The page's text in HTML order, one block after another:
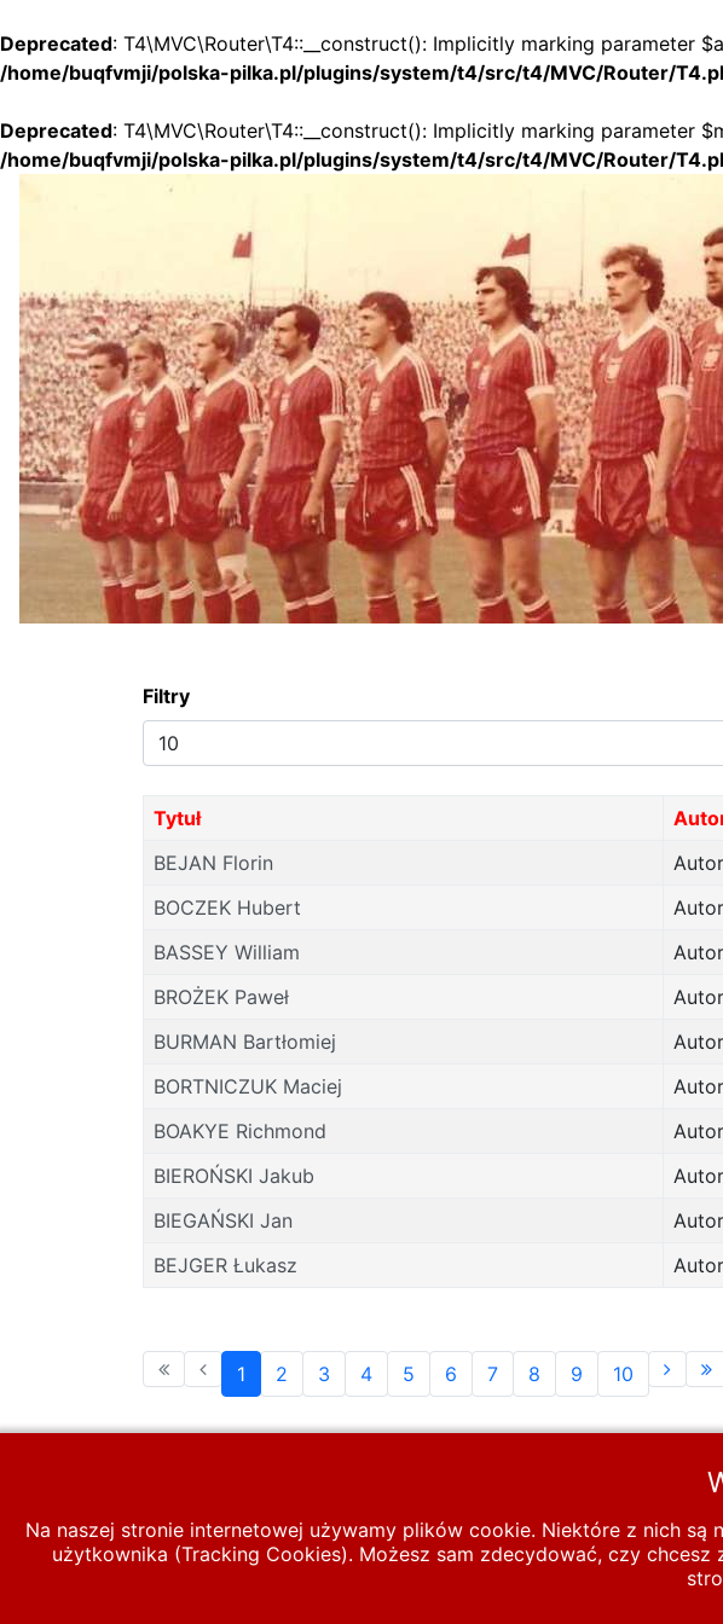
Deprecated: T4\MVC\Router\T4::__construct(): Implicitly marking parameter
/home/buqfvmji/polska-pilka.pl/plugins/system/t4/src/t4/MVC/Router/
Deprecated: T4\MVC\Router\T4::__construct(): Implicitly marking parameter
/home/buqfvmji/polska-pilka.pl/plugins/system/t4/src/t4/MVC/Router/
Filtry
Pokaż
#
Tytuł
BEJAN Florin
BOCZEK Hubert
BASSEY William
BROŻEK Paweł
BURMAN Bartłomiej
BORTNICZUK Maciej
BOAKYE Richmond
BIEROŃSKI Jakub
BIEGAŃSKI Jan
BEJGER Łukasz
1 2 3 4 5 6 7 8 9 10
Start PIŁKA LIGOWA Baza zawodników Zawodnicy A-
Na naszej stronie internetowej używamy plików cookie. Niektóre z nich
użytkownika (Tracking Cookies). Możesz sam zdecydować, czy